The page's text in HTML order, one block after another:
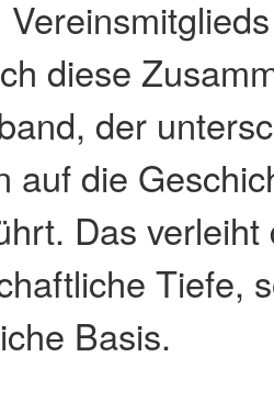
diese
der
auf die
Das
Tiefe,
Basis.